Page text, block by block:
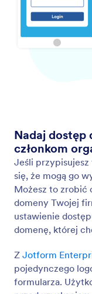
Wysłane
Keep
others, and
search filters.
Jotform Sent